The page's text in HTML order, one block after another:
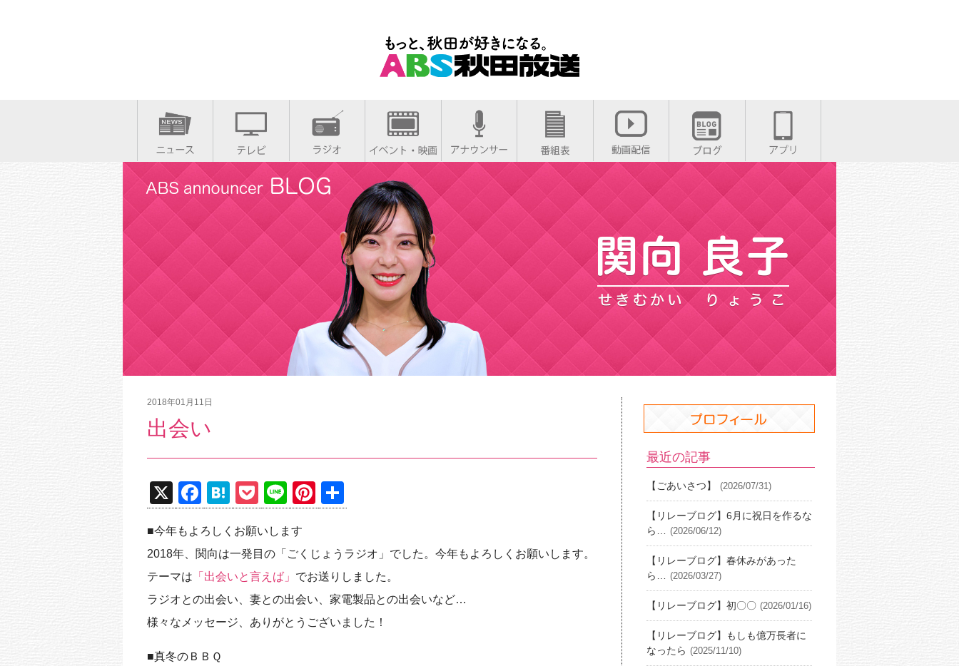
2018年01月11日
出会い
X
F
a
c
e
b
o
o
k
H
at
e
n
a
P
o
ck
et
Li
n
e
Pi
nt
e
st
有
■今年もよろしくお願いします
2018年、関向は一発目の「ごくじょうラジオ」でした。今年もよろしくお願いします。
テーマは 「出会いと言えば」 でお送りしました。
ラジオとの出会い、妻との出会い、家電製品との出会いなど…
様々なメッセージ、ありがとうございました！
■真冬のＢＢＱ
最近の記事
【ごあいさつ】 (2026/07/31)
【リレーブログ】6月に祝日を作るな
ら…
(2026/06/12)
【リレーブログ】春休みがあった
ら…
(2026/03/27)
【リレーブログ】初〇〇 (2026/01/16)
【リレーブログ】もしも億万長者に
なったら (2025/11/10)